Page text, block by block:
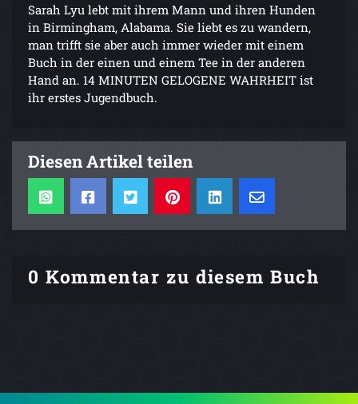
Sarah Lyu lebt mit ihrem Mann und ihren Hunden
in Birmingham, Alabama. Sie liebt es zu wandern,
man trifft sie aber auch immer wieder mit einem
Buch in der einen und einem Tee in der anderen
Hand an. 14 MINUTEN GELOGENE WAHRHEIT ist
ihr erstes Jugendbuch.
Diesen Artikel teilen
0 Kommentar zu diesem Buch